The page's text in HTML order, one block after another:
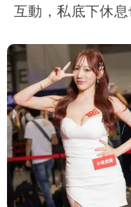
互動，私底下休息